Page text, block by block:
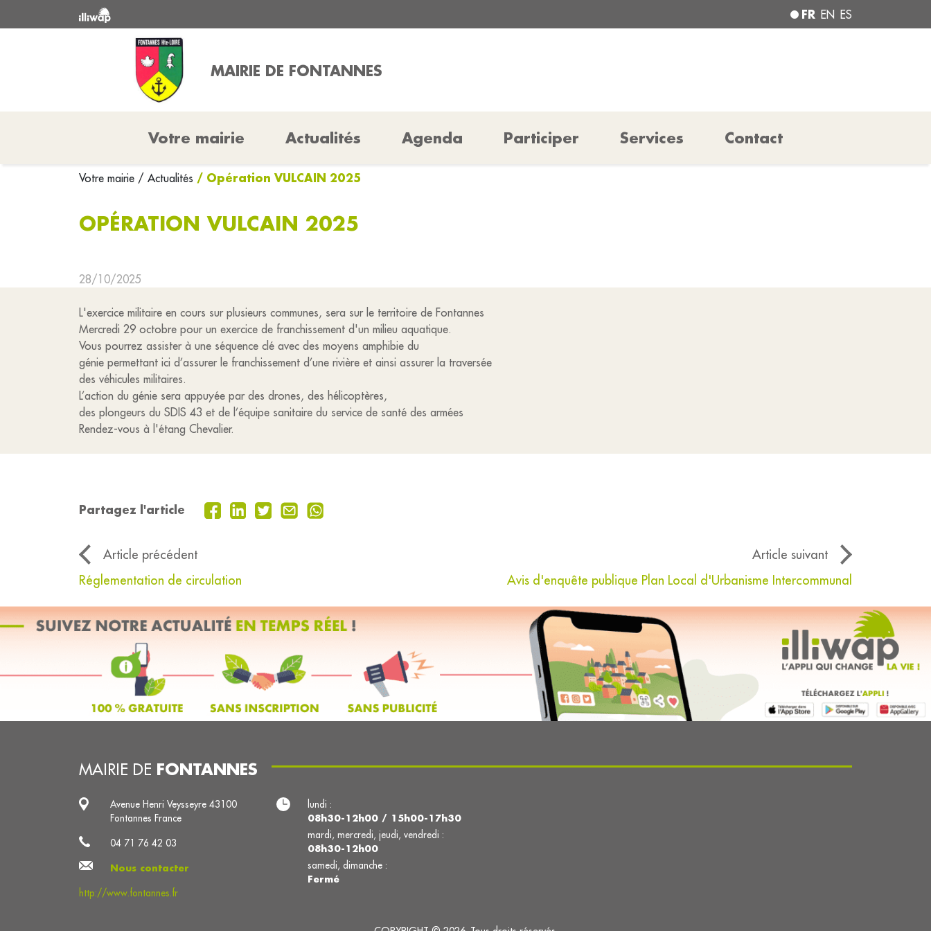
FR EN ES
MAIRIE DE FONTANNES
Votre mairie Actualités Agenda Participer Services Contact
Votre mairie / Actualités / Opération VULCAIN 2025
OPÉRATION VULCAIN 2025
28/10/2025
L'exercice militaire en cours sur plusieurs communes, sera sur le territoire de Fontannes
Mercredi 29 octobre pour un exercice de franchissement d'un milieu aquatique.
Vous pourrez assister à une séquence clé avec des moyens amphibie du
génie permettant ici d’assurer le franchissement d’une rivière et ainsi assurer la traversée
des véhicules militaires.
L’action du génie sera appuyée par des drones, des hélicoptères,
des plongeurs du SDIS 43 et de l’équipe sanitaire du service de santé des armées
Rendez-vous à l'étang Chevalier.
Partagez l'article
Article précédent
Article suivant
Réglementation de circulation
Avis d'enquête publique Plan Local d'Urbanisme Intercommunal
MAIRIE DE FONTANNES
Avenue Henri Veysseyre 43100
Fontannes France
04 71 76 42 03
Nous contacter
http://www.fontannes.fr
lundi :
08h30-12h00 / 15h00-17h30
mardi, mercredi, jeudi, vendredi :
08h30-12h00
samedi, dimanche :
Fermé